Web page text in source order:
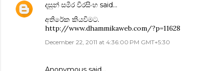
දසුන් සමීර වීරසිංහ said…
අතිරේක කියවිමට.
http://www.dhammikaweb.com/?p=11628
December 22, 2011 at 4:36:00 PM GMT+5:30